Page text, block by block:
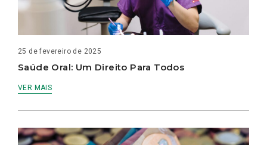
25 de fevereiro de 2025
Saúde Oral: Um Direito Para Todos
VER MAIS